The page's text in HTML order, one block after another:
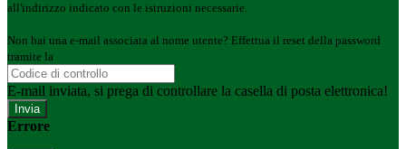
all'indirizzo indicato con le istruzioni necessarie.
Non hai una e-mail associata al nome utente? Effettua il reset della password
tramite la
E-mail inviata, si prega di controllare la casella di posta elettronica!
Errore